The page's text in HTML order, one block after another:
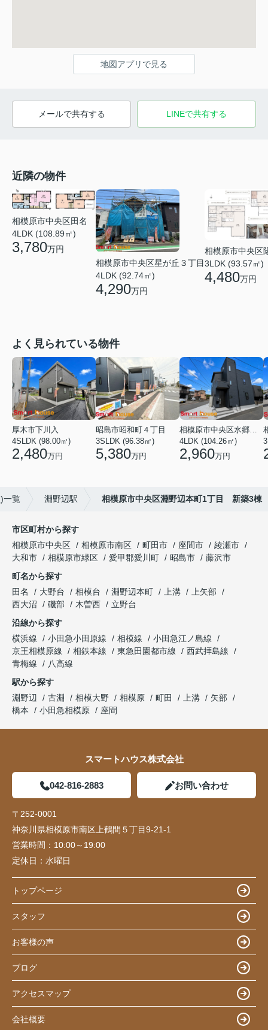
地図アプリで見る
メールで共有する LINEで共有する
近隣の物件
相模原市中央区田名
4LDK (108.89㎡)
3,780万円
相模原市中央区星が丘３丁目
4LDK (92.74㎡)
4,290万円
相模原市中央区
3LDK (93.57㎡)
4,480万円
よく見られている物件
厚木市下川入
4SLDK (98.00㎡)
2,480万円
昭島市昭和町４丁目
3SLDK (96.38㎡)
5,380万円
相模原市中央区水郷田名２丁目
4LDK (104.26㎡)
2,960万円
一覧 淵野辺駅 相模原市中央区淵野辺本町1丁目 新築3棟
市区町村から探す
相模原市中央区
相模原市南区 町田市 座間市
綾瀬市
大和市
相模原市緑区 愛甲郡愛川町 昭島市
藤沢市
町名から探す
田名
大野台 相模台 淵野辺本町 上溝
上矢部
西大沼
磯部 木曽西
立野台
沿線から探す
横浜線
小田急小田原線 相模線
小田急江ノ島線
京王相模原線
相鉄本線 東急田園都市線
西武拝島線
青梅線
八高線
駅から探す
淵野辺
古淵 相模大野 相模原 町田 上溝
矢部
橋本
小田急相模原 座間
スマートハウス株式会社
042-816-2883 お問い合わせ
〒252-0001
神奈川県相模原市南区上鶴間５丁目9-21-1
営業時間： 10:00～19:00
定休日： 水曜日
トップページ
スタッフ
お客様の声
ブログ
アクセスマップ
会社概要